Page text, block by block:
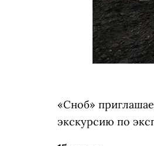
«Сноб»
экскурсию по